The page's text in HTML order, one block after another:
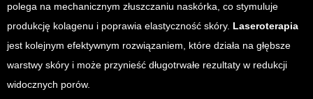
polega na mechanicznym złuszczaniu naskórka, co stymuluje
produkcję kolagenu i poprawia elastyczność skóry. Laseroterapia
jest kolejnym efektywnym rozwiązaniem, które działa na głębsze
warstwy skóry i może przynieść długotrwałe rezultaty w redukcji
widocznych porów.